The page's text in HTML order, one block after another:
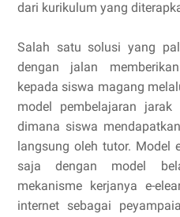
dari kurikulum yang
Salah satu solusi yang
dengan jalan
kepada siswa magang
model pembelajaran
dimana siswa
langsung oleh tutor. Model
saja dengan model
mekanisme kerjanya e-
internet sebagai